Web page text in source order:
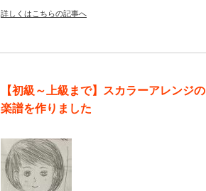
詳しくはこちらの記事へ
【初級～上級まで】スカラーアレンジの
楽譜を作りました